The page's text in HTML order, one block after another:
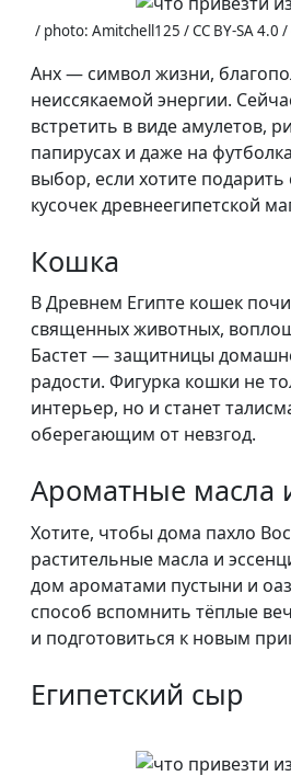
/ photo: Amitchell125 / CC BY-SA 4.0
Анх — символ жизни,
неиссякаемой энергии.
встретить в виде амулетов,
папирусах и даже на
выбор, если хотите
кусочек древнеегипетской
Кошка
В Древнем Египте кошек
священных животных,
Бастет — защитницы
радости. Фигурка кошки не
интерьер, но и станет
оберегающим от невзгод.
Ароматные масла
Хотите, чтобы дома пахло
растительные масла и
дом ароматами пустыни и
способ вспомнить тёплые
и подготовиться к новым
Египетский сыр